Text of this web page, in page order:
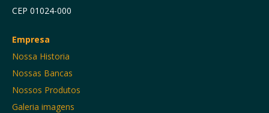
CEP 01024-000
Empresa
Nossa Historia
Nossas Bancas
Nossos Produtos
Galeria imagens